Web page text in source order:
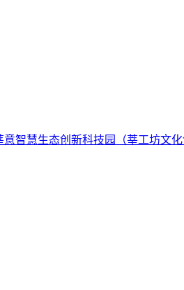
意智慧生态创新科技园（莘工坊文化